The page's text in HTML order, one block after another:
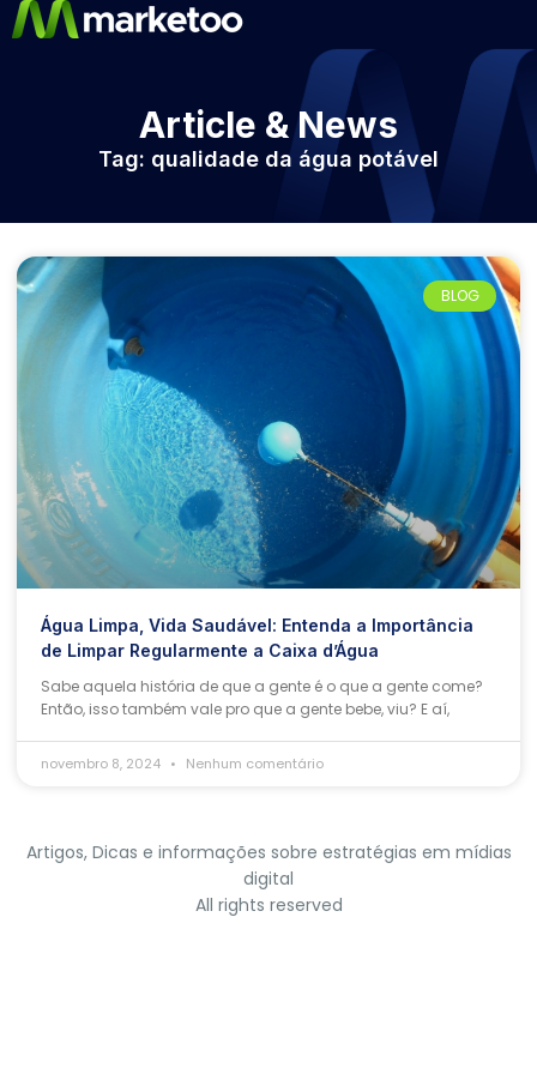
Article & News
Tag: qualidade da água potável
BLOG
Água Limpa, Vida Saudável: Entenda a Importância
de Limpar Regularmente a Caixa d’Água
Sabe aquela história de que a gente é o que a gente come?
Então, isso também vale pro que a gente bebe, viu? E aí,
novembro 8, 2024 Nenhum comentário
Artigos, Dicas e informações sobre estratégias em mídias
digital
All rights reserved